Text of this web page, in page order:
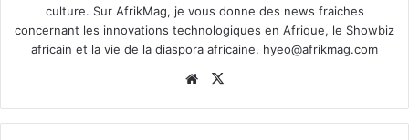
culture. Sur AfrikMag, je vous donne des news fraiches
concernant les innovations technologiques en Afrique, le Showbiz
africain et la vie de la diaspora africaine. hyeo@afrikmag.com
Website